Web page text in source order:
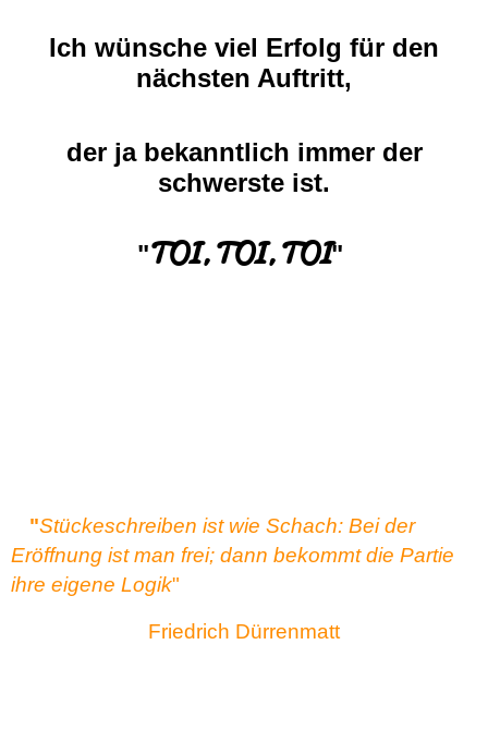
Ich wünsche viel Erfolg für den
nächsten Auftritt,
der ja bekanntlich immer der
schwerste ist.
"TOI, TOI, TOI"
"Stückeschreiben ist wie Schach: Bei der
Eröffnung ist man frei; dann bekommt die Partie
ihre eigene Logik"
Friedrich Dürrenmatt